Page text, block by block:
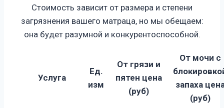
Стоимость зависит от размера и степени
загрязнения вашего матраца, но мы обещаем:
она будет разумной и конкурентоспособной.
Услуга
Ед.
изм
От грязи и
пятен цена
(руб)
От мочи с
запаха
(руб)